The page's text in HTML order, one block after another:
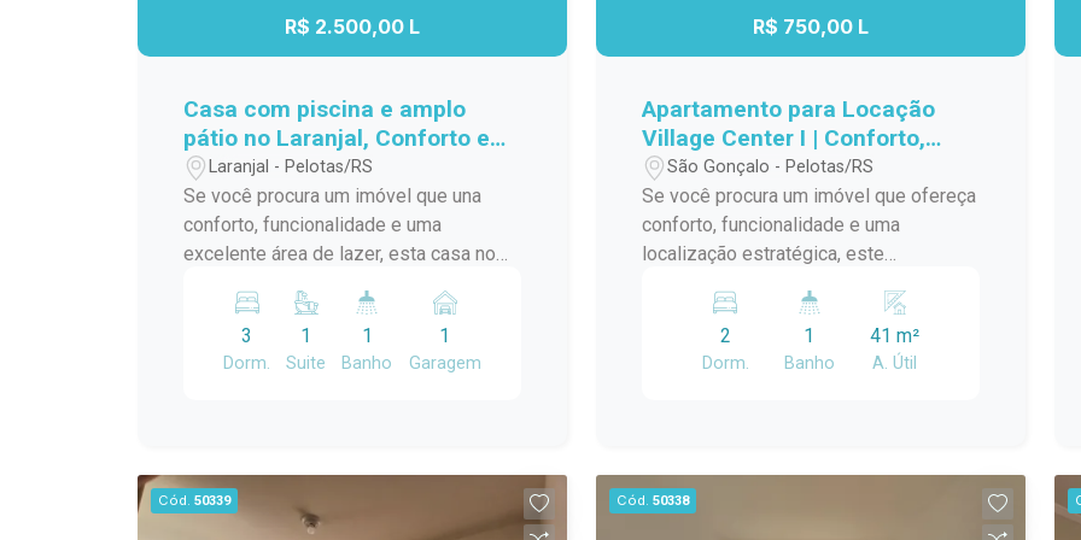
R$ 2.500,00 L
Casa com piscina e amplo
pátio no Laranjal, Conforto e
lazer para toda a família
Laranjal - Pelotas/RS
Se você procura um imóvel que una
conforto, funcionalidade e uma
excelente área de lazer, esta casa no
ambientes bem distribuídos, amplo
terreno e estrutura pensada para o dia a
dia, ela oferece tudo o que sua família
situada em uma região tranquila e
agradável, proporcionando a
3
Dorm.
1
Suite
1
Banho
1
Garagem
R$ 750,00 L
Apartamento para Locação
Village Center I | Conforto,
Espaço e Praticidade no Bairro
São Gonçalo
São Gonçalo - Pelotas/RS
Se você procura um imóvel que ofereça
conforto, funcionalidade e uma
localização estratégica, este
Center I é uma excelente escolha. Com
ambientes bem distribuídos, ótima
iluminação natural e sem mobília, o
quem busca praticidade e qualidade de
vida. Localização Localizado no bairro
2
Dorm.
1
Banho
41 m²
A. Útil
Cód. 50339 Cód. 50338